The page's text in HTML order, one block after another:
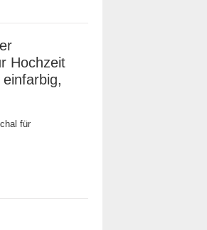
Hochzeit
für